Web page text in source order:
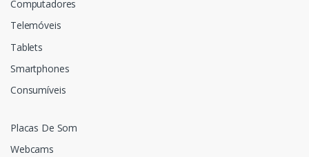
Computadores
Telemóveis
Tablets
Smartphones
Consumíveis
Placas De Som
Webcams